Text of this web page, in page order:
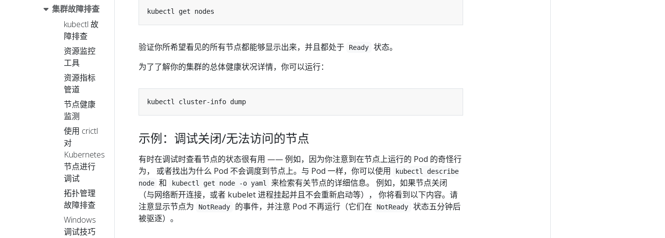
集群故障排查
kubectl 故
障排查
资源监控
工具
资源指标
管道
节点健康
监测
使用 crictl
对
Kubernetes
节点进行
调试
拓扑管理
故障排查
Windows
调试技巧
验证你所希望看见的所有节点都能够显示出来，并且都处于 Ready
状态。
为了了解你的集群的总体健康状况详情，你可以运行：
示例：调试关闭/无法访问的节点
有时在调试时查看节点的状态很有用 —— 例如，因为你注意到在节点上运行的 Pod 的奇怪行
为， 或者找出为什么 Pod 不会调度到节点上。与 Pod 一样，你可以使用
kubectl describe
node 和 kubectl get node -o yaml
来检索有关节点的详细信息。 例如，如果节点关闭
（与网络断开连接，或者 kubelet 进程挂起并且不会重新启动等）， 你将看到以下内容。请
注意显示节点为
NotReady 的事件，并注意 Pod 不再运行（它们在 NotReady
状态五分钟后
被驱逐）。